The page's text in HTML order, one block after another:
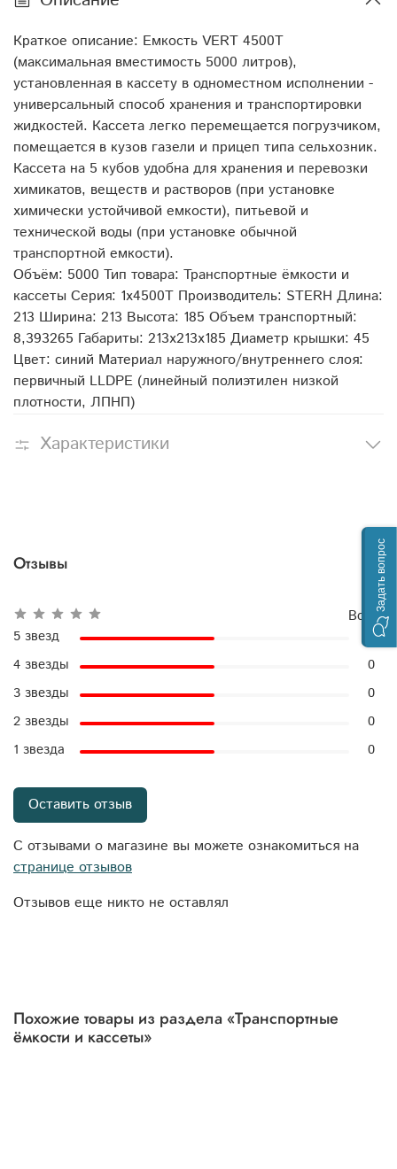
Краткое описание: Емкость VERT 4500T
(максимальная вместимость 5000 литров),
установленная в кассету в одноместном исполнении -
универсальный способ хранения и транспортировки
жидкостей. Кассета легко перемещается погрузчиком,
помещается в кузов газели и прицеп типа сельхозник.
Кассета на 5 кубов удобна для хранения и перевозки
химикатов, веществ и растворов (при установке
химически устойчивой емкости), питьевой и
технической воды (при установке обычной
транспортной емкости).
Объём: 5000 Тип товара: Транспортные ёмкости и
кассеты Серия: 1х4500T Производитель: STERH Длина:
213 Ширина: 213 Высота: 185 Объем транспортный:
8,393265 Габариты: 213x213x185 Диаметр крышки: 45
Цвет: синий Материал наружного/внутреннего слоя:
первичный LLDPE (линейный полиэтилен низкой
плотности, ЛПНП)
Характеристики
Отзывы
Отзывов еще никто не оставлял
Всего
5 звезд
0
4 звезды
0
3 звезды
0
2 звезды
0
1 звезда
0
Оставить отзыв
С отзывами о магазине вы можете ознакомиться на
странице отзывов
Похожие товары из раздела «Транспортные
ёмкости и кассеты»
Задать вопрос